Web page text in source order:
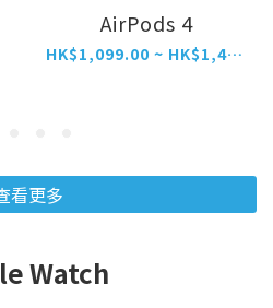
AirPods 4
HK$1,099.00 ~ HK$1,499.00
看更多
Watch